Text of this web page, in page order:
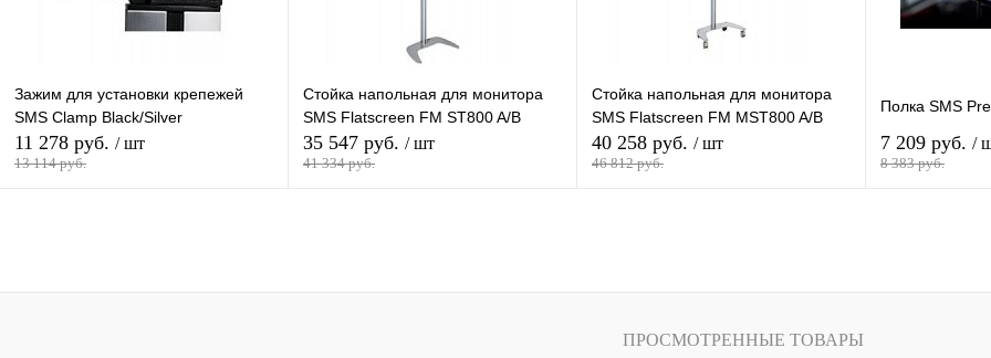
Зажим для установки крепежей
SMS Clamp Black/Silver
11 278 руб. / шт
13 114 руб.
Стойка напольная для монитора
SMS Flatscreen FM ST800 A/B
35 547 руб. / шт
41 334 руб.
Стойка напольная для монитора
SMS Flatscreen FM MST800 A/B
40 258 руб. / шт
46 812 руб.
наличии
Полка SMS
7 209 руб. /
8 383 руб.
ПРОСМОТРЕННЫЕ ТОВАРЫ